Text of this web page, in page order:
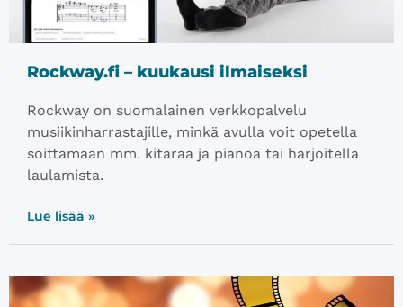
Rockway.fi – kuukausi ilmaiseksi
Rockway on suomalainen verkkopalvelu
musiikinharrastajille, minkä avulla voit opetella
soittamaan mm. kitaraa ja pianoa tai harjoitella
laulamista.
Lue lisää »